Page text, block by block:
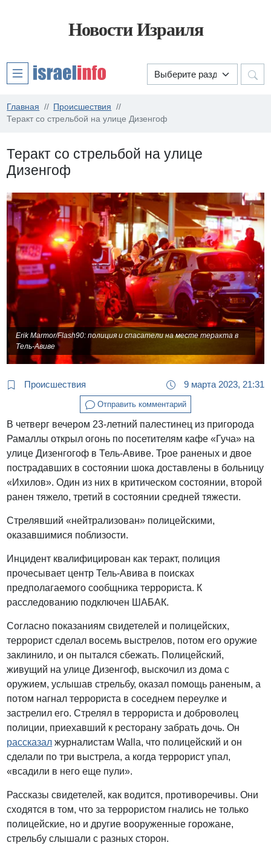
Новости Израиля
Главная
Происшествия
Теракт со стрельбой на улице Дизенгоф
Теракт со стрельбой на улице
Дизенгоф
Erik Marmor/Flash90: полиция и спасатели на месте теракта в
Тель-Авиве
Происшествия 9 марта 2023, 21:31
Отправить комментарий
В четверг вечером 23-летний палестинец из пригорода
Рамаллы открыл огонь по посетителям кафе «Гуча» на
улице Дизенгогоф в Тель-Авиве. Трое раненых и двое
пострадавших в состоянии шока доставлены в больницу
«Ихилов». Один из них в критическом состоянии, второй
ранен тяжело, третий в состоянии средней тяжести.
Стрелявший «нейтрализован» полицейскими,
оказавшимися поблизости.
Инцидент квалифицирован как теракт, полиция
прочесывает центр Тель-Авива в поисках
предполагаемого сообщника террориста. К
расследованию подключен ШАБАК.
Согласно показаниям свидетелей и полицейских,
террорист сделал восемь выстрелов, потом его оружие
заклинило, и он пытался сбежать. Полицейский,
живущий на улице Дизенгоф, выскочил из дома с
оружием, услышав стрельбу, оказал помощь раненым, а
потом нагнал террориста в соседнем переулке и
застрелил его. Стрелял в террориста и доброволец
полиции, приехавший к ресторану забрать дочь. Он
рассказал журналистам Walla, что полицейский и он
сделали по три выстрела, а когда террорист упал,
«всадили в него еще пули».
Рассказы свидетелей, как водится, противоречивы. Они
сходятся в том, что за террористом гнались не только
полицейские, но и другие вооруженные горожане,
стрельбу слышали с разных сторон.